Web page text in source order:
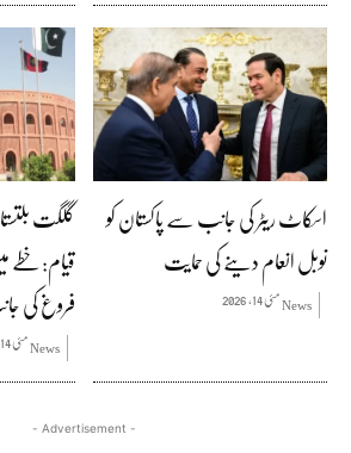
اسکاٹ ریٹر کی جانب سے پاکستان کو
نوبل انعام دینے کی حمایت
Newsمئی 14, 2026
گلگت
قیام: خطے
فروغ کی
Newsمئی 14, 2026
- Advertisement -